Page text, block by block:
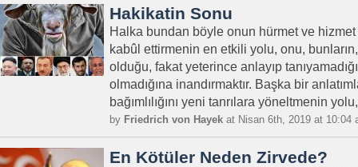
Hakikatin Sonu
Halka bundan böyle onun hürmet ve
kabûl ettirmenin en etkili yolu, onu,
olduğu, fakat yeterince anlayıp
olmadığına inandırmaktır. Başka bir
bağımlılığını yeni tanrılara yöneltmenin
by Friedrich von Hayek at Nisan 6th, 2019 at 10:04
En Kötüler Neden Zirvede?